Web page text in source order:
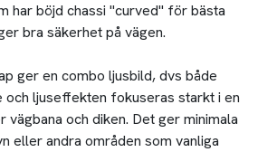
har böjd chassi "curved" för bästa
bra säkerhet på vägen.
ger en combo ljusbild, dvs både
ljuseffekten fokuseras starkt i en
och diken. Det ger minimala
eller andra områden som vanliga